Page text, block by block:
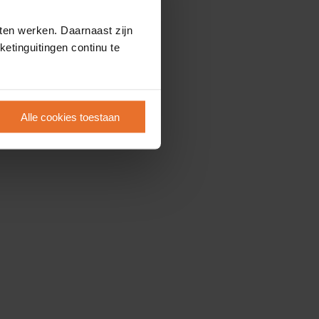
werken. Daarnaast zijn
continu te
Alle cookies toestaan